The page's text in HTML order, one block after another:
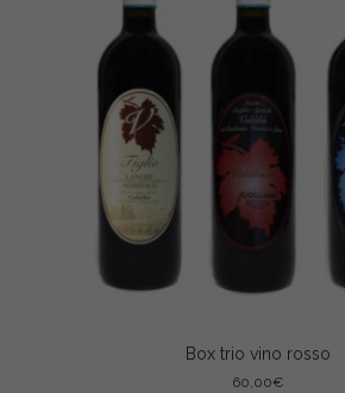
Box trio vino rosso
60,00€